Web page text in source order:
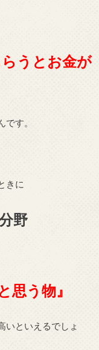
うとお金が
す。
きに
野
思う物』
いといえるでしょ